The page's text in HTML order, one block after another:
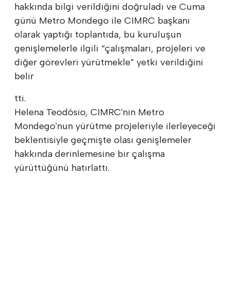
hakkında bilgi verildiğini doğruladı ve Cuma
günü Metro Mondego ile CIMRC başkanı
olarak yaptığı toplantıda, bu kuruluşun
genişlemelerle ilgili “çalışmaları, projeleri ve
diğer görevleri yürütmekle” yetki verildiğini
belir
tti.
Helena Teodósio, CIMRC'nin Metro
Mondego'nun yürütme projeleriyle ilerleyeceği
beklentisiyle geçmişte olası genişlemeler
hakkında derinlemesine bir çalışma
yürüttüğünü hatırlattı.